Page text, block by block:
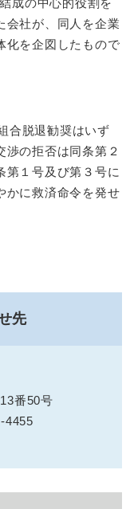
の中心的役割を
会社が、同人を企業
化を企図したもので
合脱退勧奨はいず
渉の拒否は同条第２
第１号及び第３号に
かに救済命令を発せ
先
番50号
4455